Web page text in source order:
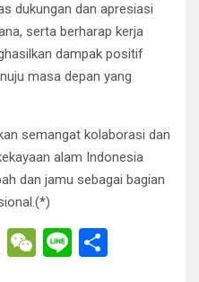
dukungan dan apresiasi
serta berharap kerja
dampak positif
masa depan yang
semangat kolaborasi dan
alam Indonesia
dan jamu sebagai bagian
C
W Li